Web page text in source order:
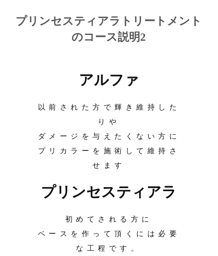
プリンセスティアラトリートメント
のコース説明2
アルファ
以前された方で輝き維持した
りや
ダメージを与えたくない方に
プリカラーを施術して維持さ
せます
プリンセスティアラ
初めてされる方に
ベースを作って頂くには必要
な工程です。